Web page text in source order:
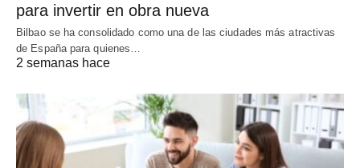
para invertir en obra nueva
Bilbao se ha consolidado como una de las ciudades más atractivas
de España para quienes…
2 semanas hace